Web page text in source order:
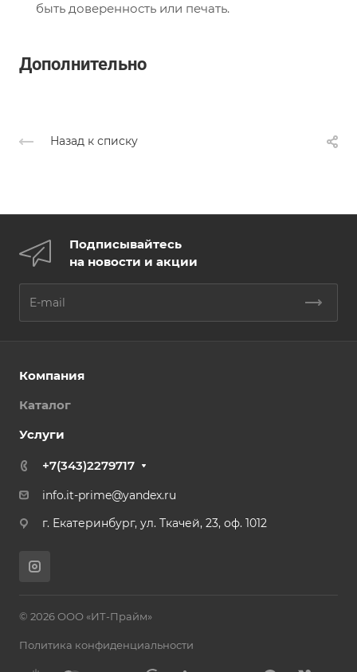
быть доверенность или печать.
Дополнительно
Назад к списку
Подписывайтесь
на новости и акции
Компания
Каталог
Услуги
+7(343)2279717
info.it-prime@yandex.ru
г. Екатеринбург, ул. Ткачей, 23, оф. 1012
© 2026 ООО «ИТ-Прайм»
Политика конфиденциальности